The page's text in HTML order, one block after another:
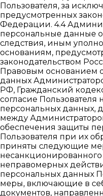
Пользователя, за
предусмотренных
Федерации. 4.4
персональные данные
следствия, иным
основаниям,
законодательством
Правовым основанием
данных
РФ, Гражданский
согласие Пользователя
персональных данных,
между
обеспечения защиты
Пользователя при их
приняты следующие
несанкционированного
неправомерных
персональных данных
меры, включающие в
документов,